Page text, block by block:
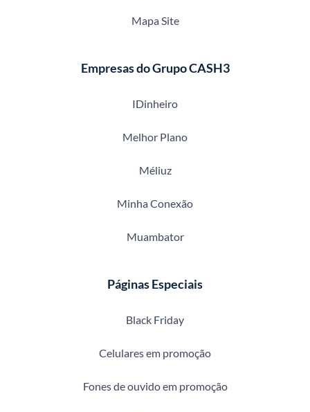
Mapa Site
Empresas do Grupo CASH3
IDinheiro
Melhor Plano
Méliuz
Minha Conexão
Muambator
Páginas Especiais
Black Friday
Celulares em promoção
Fones de ouvido em promoção